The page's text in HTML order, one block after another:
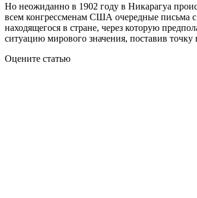
Но неожиданно в 1902 году в Никарагуа
всем конгрессменам США очередные письма с
находящегося в стране, через которую
ситуацию мирового значения, поставив
Оцените статью